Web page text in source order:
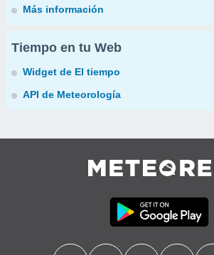
Más información
Tiempo en tu Web
Widget de El tiempo
API de Meteorología